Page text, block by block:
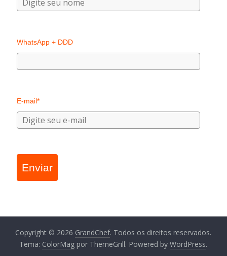
WhatsApp + DDD
E-mail*
Enviar
Copyright © 2026 GrandChef. Todos os direitos reservados.
Tema: ColorMag por ThemeGrill. Powered byWordPress.